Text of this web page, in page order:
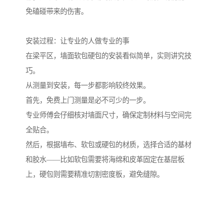
免磕碰带来的伤害。
安装过程：让专业的人做专业的事
在梁平区，墙面软包硬包的安装看似简单，实则讲究技
巧。
从测量到安装，每一步都影响较终效果。
首先，免费上门测量是必不可少的一步。
专业师傅会仔细核对墙面尺寸，确保定制材料与空间完
全贴合。
然后，根据墙布、软包或硬包的材质，选择合适的基材
和胶水——比如软包需要将海绵和皮革固定在基层板
上，硬包则需要精准切割密度板，避免缝隙。